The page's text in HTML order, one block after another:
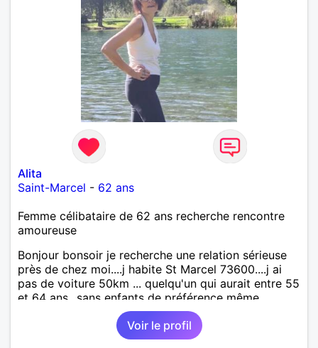
Alita
Saint-Marcel - 62 ans
Femme célibataire de 62 ans recherche rencontre
amoureuse
Bonjour bonsoir je recherche une relation sérieuse
près de chez moi....j habite St Marcel 73600....j ai
pas de voiture 50km ... quelqu'un qui aurait entre 55
et 64 ans...sans enfants de préférence même
adultes et qui n aurait garder aucun contact avec
une où plusieurs ex...si vous correspondez à ma
recherche ecrivez moi je vous répondrai...
Voir le profil